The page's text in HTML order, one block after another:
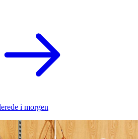
i morgen